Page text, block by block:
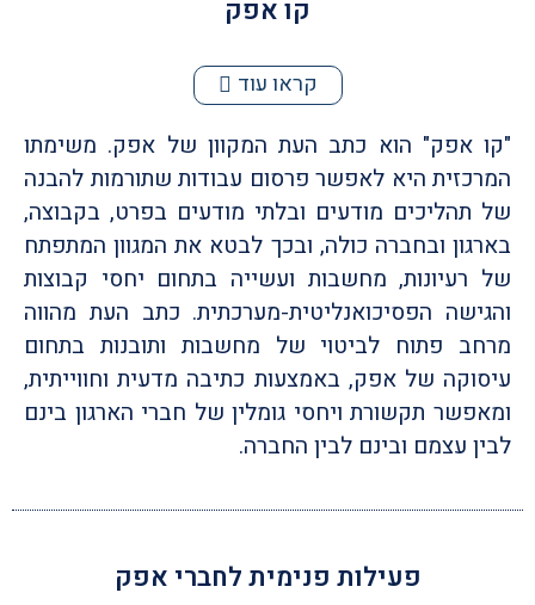
קו אפק
קראו עוד
"קו אפק" הוא כתב העת המקוון של אפק. משימתו
המרכזית היא לאפשר פרסום עבודות שתורמות להבנה
של תהליכים מודעים ובלתי מודעים בפרט, בקבוצה,
בארגון ובחברה כולה, ובכך לבטא את המגוון המתפתח
של רעיונות, מחשבות ועשייה בתחום יחסי קבוצות
והגישה הפסיכואנליטית-מערכתית. כתב העת מהווה
מרחב פתוח לביטוי של מחשבות ותובנות בתחום
עיסוקה של אפק, באמצעות כתיבה מדעית וחווייתית,
ומאפשר תקשורת ויחסי גומלין של חברי הארגון בינם
לבין עצמם ובינם לבין החברה.
פעילות פנימית לחברי אפק